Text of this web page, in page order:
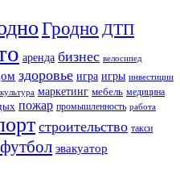
Гродно ДТП
аренда бизнес велосипед
здоровье игра игры инвестиции
культура маркетинг мебель медицина
пожар промышленность работа
строительство такси
футбол эвакуатор